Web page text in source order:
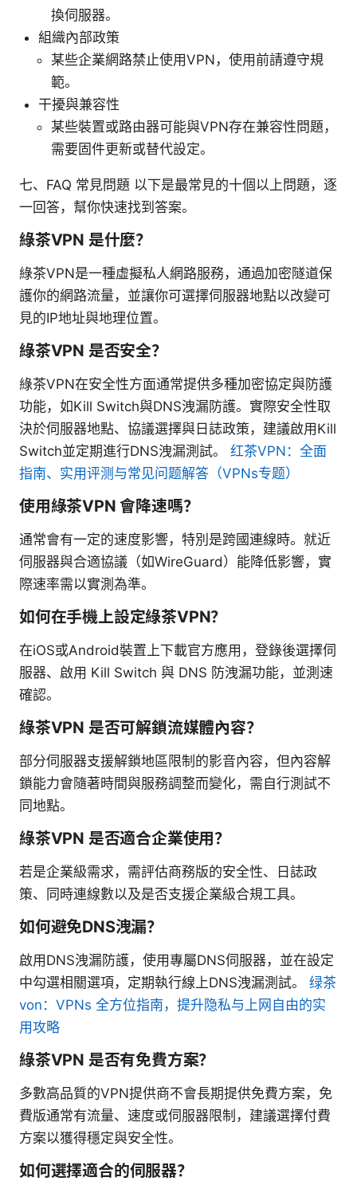
換伺服器。
組織內部政策
某些企業網路禁止使用VPN，使用前請遵守規
範。
干擾與兼容性
某些裝置或路由器可能與VPN存在兼容性問題，
需要固件更新或替代設定。
七、FAQ 常見問題 以下是最常見的十個以上問題，逐
一回答，幫你快速找到答案。
綠茶VPN 是什麼？
綠茶VPN是一種虛擬私人網路服務，通過加密隧道保
護你的網路流量，並讓你可選擇伺服器地點以改變可
見的IP地址與地理位置。
綠茶VPN 是否安全？
綠茶VPN在安全性方面通常提供多種加密協定與防護
功能，如Kill Switch與DNS洩漏防護。實際安全性取
決於伺服器地點、協議選擇與日誌政策，建議啟用Kill
Switch並定期進行DNS洩漏測試。 红茶VPN：全面
指南、实用评测与常见问题解答（VPNs专题）
使用綠茶VPN 會降速嗎？
通常會有一定的速度影響，特別是跨國連線時。就近
伺服器與合適協議（如WireGuard）能降低影響，實
際速率需以實測為準。
如何在手機上設定綠茶VPN？
在iOS或Android裝置上下載官方應用，登錄後選擇伺
服器、啟用 Kill Switch 與 DNS 防洩漏功能，並測速
確認。
綠茶VPN 是否可解鎖流媒體內容？
部分伺服器支援解鎖地區限制的影音內容，但內容解
鎖能力會隨著時間與服務調整而變化，需自行測試不
同地點。
綠茶VPN 是否適合企業使用？
若是企業級需求，需評估商務版的安全性、日誌政
策、同時連線數以及是否支援企業級合規工具。
如何避免DNS洩漏？
啟用DNS洩漏防護，使用專屬DNS伺服器，並在設定
中勾選相關選項，定期執行線上DNS洩漏測試。 绿茶
von：VPNs 全方位指南，提升隐私与上网自由的实
用攻略
綠茶VPN 是否有免費方案？
多數高品質的VPN提供商不會長期提供免費方案，免
費版通常有流量、速度或伺服器限制，建議選擇付費
方案以獲得穩定與安全性。
如何選擇適合的伺服器？